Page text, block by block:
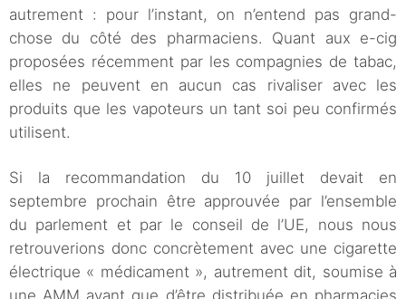
autrement : pour l’instant, on n’entend pas grand-
chose du côté des pharmaciens. Quant aux e-cig
proposées récemment par les compagnies de tabac,
elles ne peuvent en aucun cas rivaliser avec les
produits que les vapoteurs un tant soi peu confirmés
utilisent.
Si la recommandation du 10 juillet devait en
septembre prochain être approuvée par l’ensemble
du parlement et par le conseil de l’UE, nous nous
retrouverions donc concrètement avec une cigarette
électrique « médicament », autrement dit, soumise à